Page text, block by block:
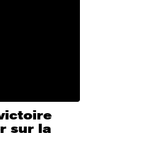
sur la